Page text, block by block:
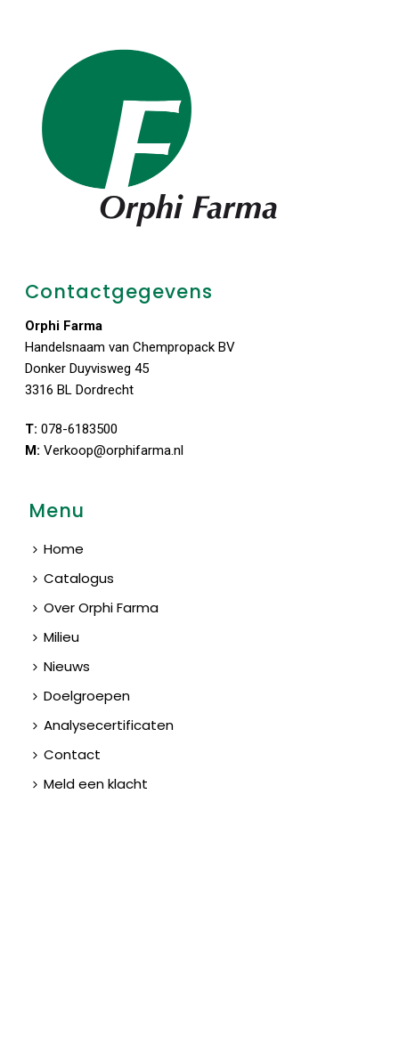
Contactgegevens
Orphi Farma
Handelsnaam van Chempropack BV
Donker Duyvisweg 45
3316 BL Dordrecht
T: 078-6183500
M: Verkoop@orphifarma.nl
Menu
Home
Catalogus
Over Orphi Farma
Milieu
Nieuws
Doelgroepen
Analysecertificaten
Contact
Meld een klacht